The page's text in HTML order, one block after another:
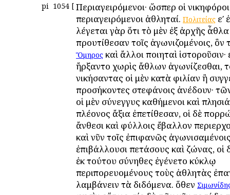
pi 1054 [ Περιαγειρόμενοι· ὥσπερ οἱ νικηφόροι
περιαγειρόμενοι ἀθληταί. Πολιτείας εʹ
λέγεται γὰρ ὅτι τὸ μὲν ἐξ ἀρχῆς ἆθλα
προυτίθεσαν τοῖς ἀγωνιζομένοις, ὃν
Ὅμηρος καὶ ἄλλοι ποιηταὶ ἱστοροῦσιν·
ἤρξαντο χωρὶς ἄθλων ἀγωνίζεσθαι,
νικήσαντας οἱ μὲν κατὰ φιλίαν ἢ
προσήκοντες στεφάνοις ἀνέδουν·
οἱ μὲν σύνεγγυς καθήμενοι καὶ
πλέονος ἄξια ἐπετίθεσαν, οἱ δὲ
ἄνθεσι καὶ φύλλοις ἔβαλλον
καὶ νῦν τοῖς ἐπιφανῶς
ἐπιβάλλουσι πετάσους καὶ ζώνας, οἱ
ἐκ τούτου σύνηθες ἐγένετο κύκλῳ
περιπορευομένους τοὺς ἀθλητὰς
λαμβάνειν τὰ διδόμενα. ὅθεν